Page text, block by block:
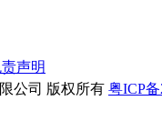
声明
公司 版权所有 粤ICP备